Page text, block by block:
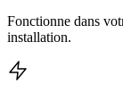
Fonctionne dans
installation.